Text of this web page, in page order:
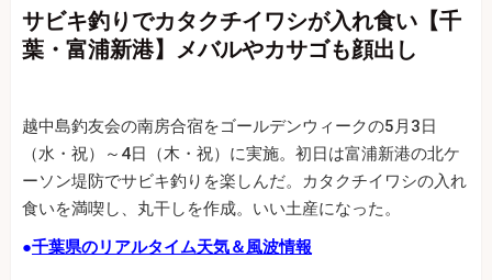
サビキ釣りでカタクチイワシが入れ食い【千
葉・富浦新港】メバルやカサゴも顔出し
越中島釣友会の南房合宿をゴールデンウィークの5月3日
（水・祝）～4日（木・祝）に実施。初日は富浦新港の北ケ
ーソン堤防でサビキ釣りを楽しんだ。カタクチイワシの入れ
食いを満喫し、丸干しを作成。いい土産になった。
●千葉県のリアルタイム天気＆風波情報